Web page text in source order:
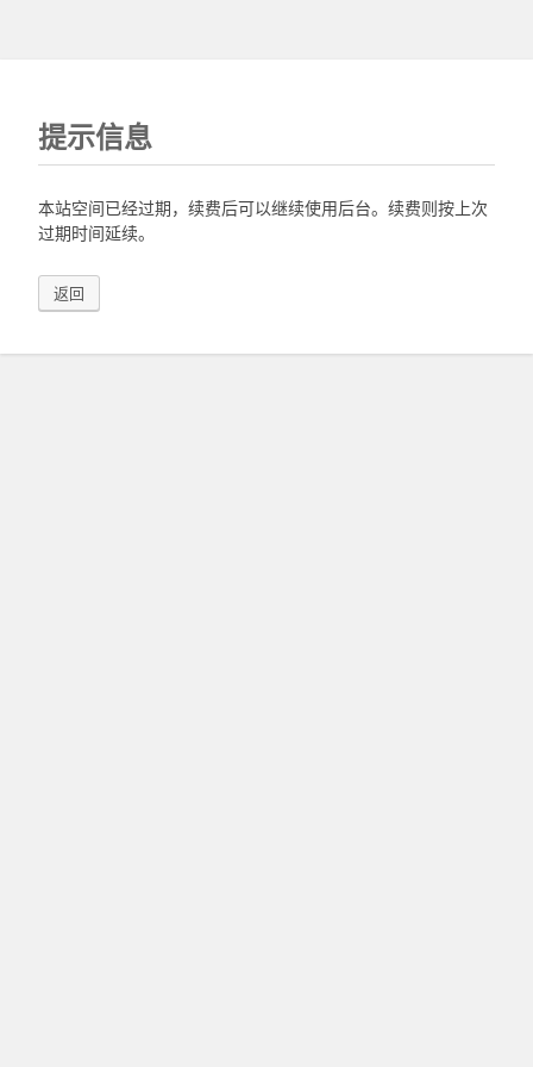
提示信息
本站空间已经过期，续费后可以继续使用后台。续费则按上次
过期时间延续。
返回